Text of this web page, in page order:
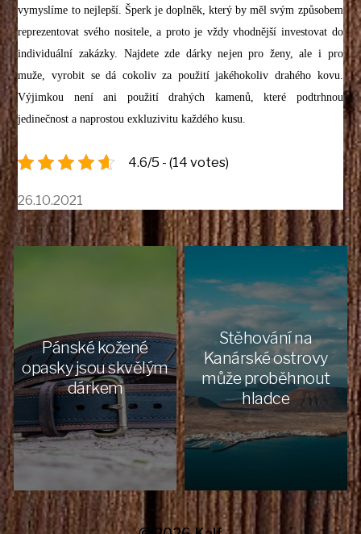
vymyslíme to nejlepší. Šperk je doplněk, který by měl svým způsobem
reprezentovat svého nositele, a proto je vždy vhodnější investovat do
individuální zakázky. Najdete zde dárky nejen pro ženy, ale i pro
muže, vyrobit se dá cokoliv za použití jakéhokoliv drahého kovu.
Výjimkou není ani použití drahých kamenů, které podtrhnou
jedinečnost a naprostou exkluzivitu každého kusu.
4.6/5 - (14 votes)
26.10.2021
Pánské kožené
opasky jsou skvělým
dárkem
Stěhování na
Kanárské ostrovy
může proběhnout
hladce